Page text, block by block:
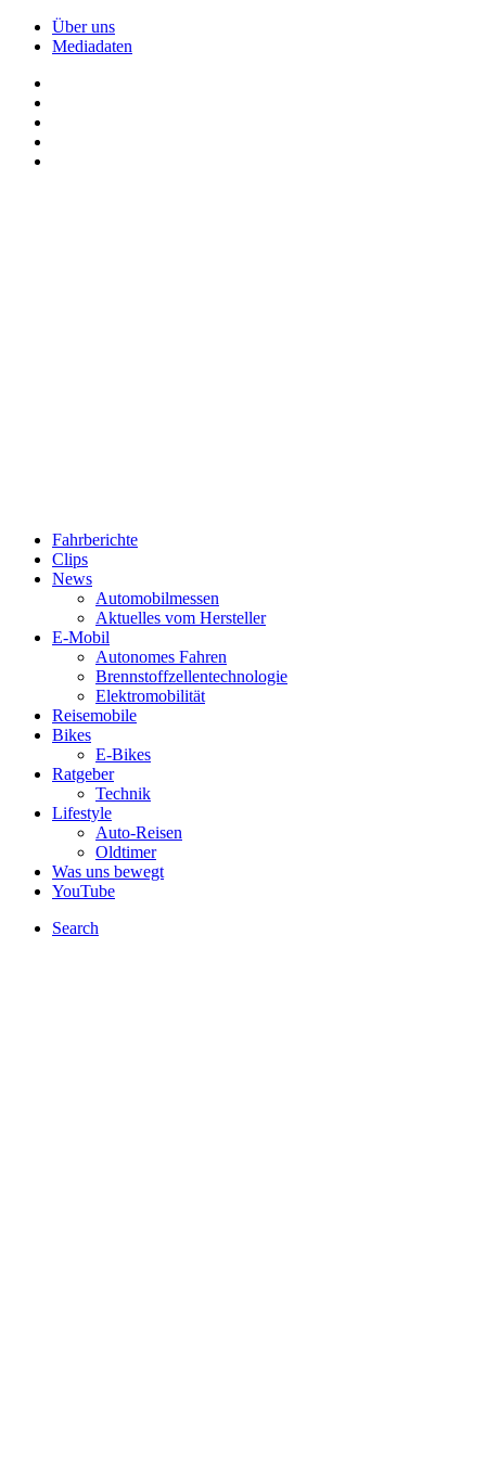
Über uns
Mediadaten
Fahrberichte
Clips
News
Automobilmessen
Aktuelles vom Hersteller
E-Mobil
Autonomes Fahren
Brennstoffzellentechnologie
Elektromobilität
Reisemobile
Bikes
E-Bikes
Ratgeber
Technik
Lifestyle
Auto-Reisen
Oldtimer
Was uns bewegt
YouTube
Search